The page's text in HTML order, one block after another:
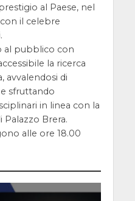
al Paese, nel
il celebre
al pubblico con
la ricerca
avvalendosi di
sfruttando
in linea con la
Brera.
alle ore 18.00